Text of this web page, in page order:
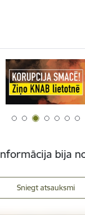
bija
Sniegt atsauksmi